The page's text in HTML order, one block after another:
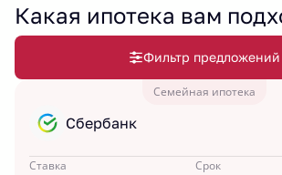
Какая ипотека вам
Фильтр предложений
Семейная ипотека
Сбербанк
Ставка Срок